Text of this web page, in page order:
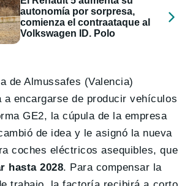
autonomía por sorpresa,
comienza el contraataque al
Volkswagen ID. Polo
de Almussafes (Valencia)
a encargarse de producir vehículos
GE2, la cúpula de la empresa
de idea y le asignó la nueva
coches eléctricos asequibles, que
hasta 2028. Para compensar la